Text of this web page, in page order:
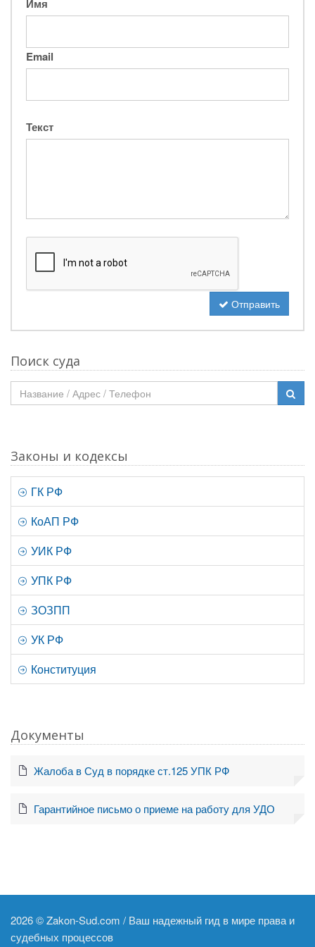
Имя
Email
Текст
Отправить
Поиск суда
Законы и кодексы
ГК РФ
КоАП РФ
УИК РФ
УПК РФ
ЗОЗПП
УК РФ
Конституция
Документы
Жалоба в Суд в порядке ст.125 УПК РФ
Гарантийное письмо о приеме на работу для УДО
2026 ©Zakon-Sud.com / Ваш надежный гид в мире права и
судебных процессов